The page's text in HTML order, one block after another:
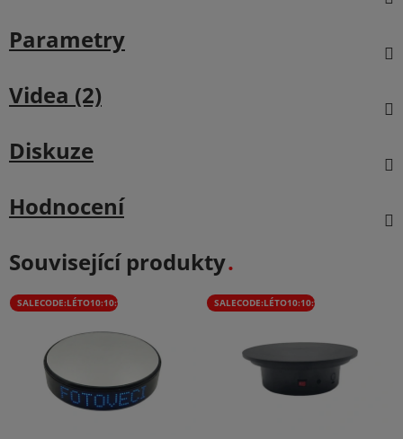
Parametry
Videa (2)
Diskuze
Hodnocení
Související produkty
SALECODE:LÉTO10:10:% SALECODE:LÉTO10:10:%